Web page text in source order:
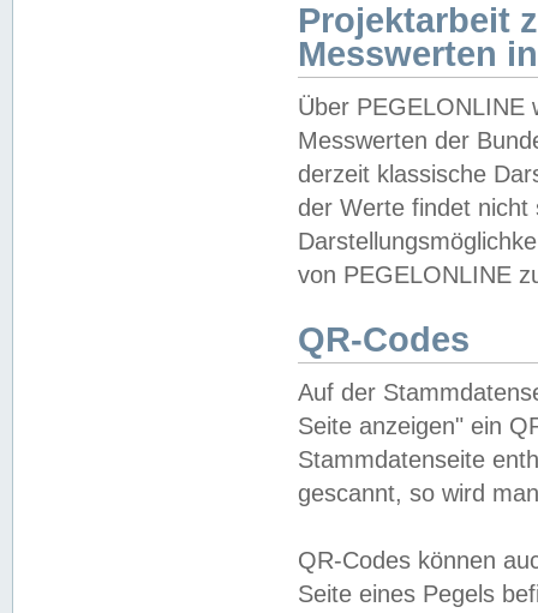
Projektarbeit
Messwerten
Über PEGELONLINE
Messwerten der
derzeit klassische
der Werte findet
von PEGELONLINE
QR-Codes
Auf der
Seite anzeigen" ein
Stammdatenseite
gescannt, so wird
QR-Codes können
Seite eines Pegels